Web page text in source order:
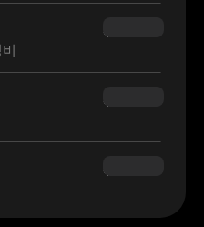
$34.95
$160.00
$180.00